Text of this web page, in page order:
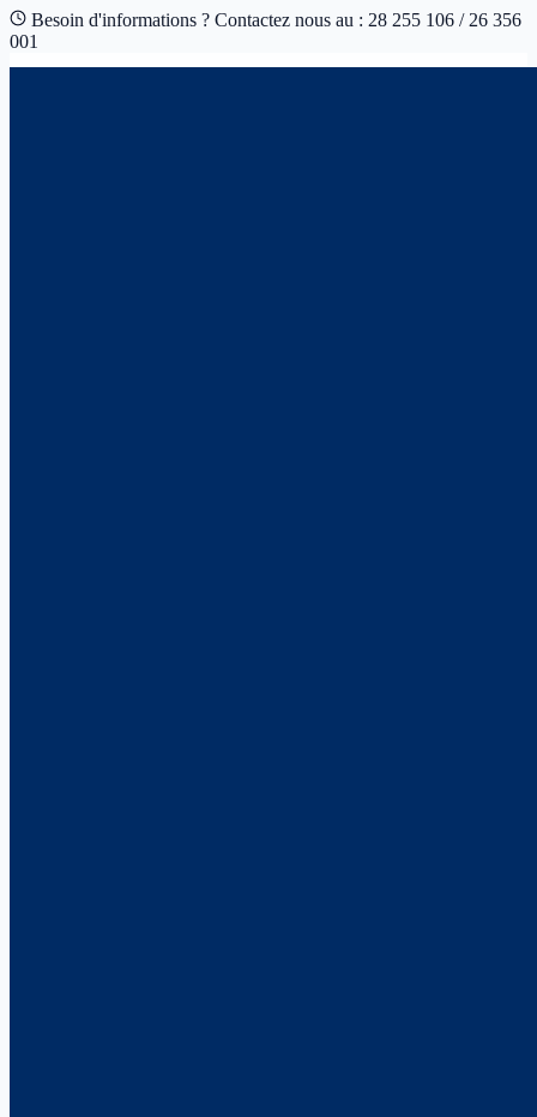
Besoin d'informations ? Contactez nous au : 28 255 106 / 26 356
001